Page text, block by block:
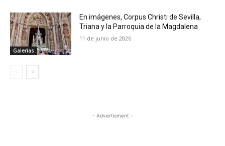
Galerías
En imágenes, Corpus Christi de Sevilla,
Triana y la Parroquia de la Magdalena
11 de junio de 2026
- Advertisment -